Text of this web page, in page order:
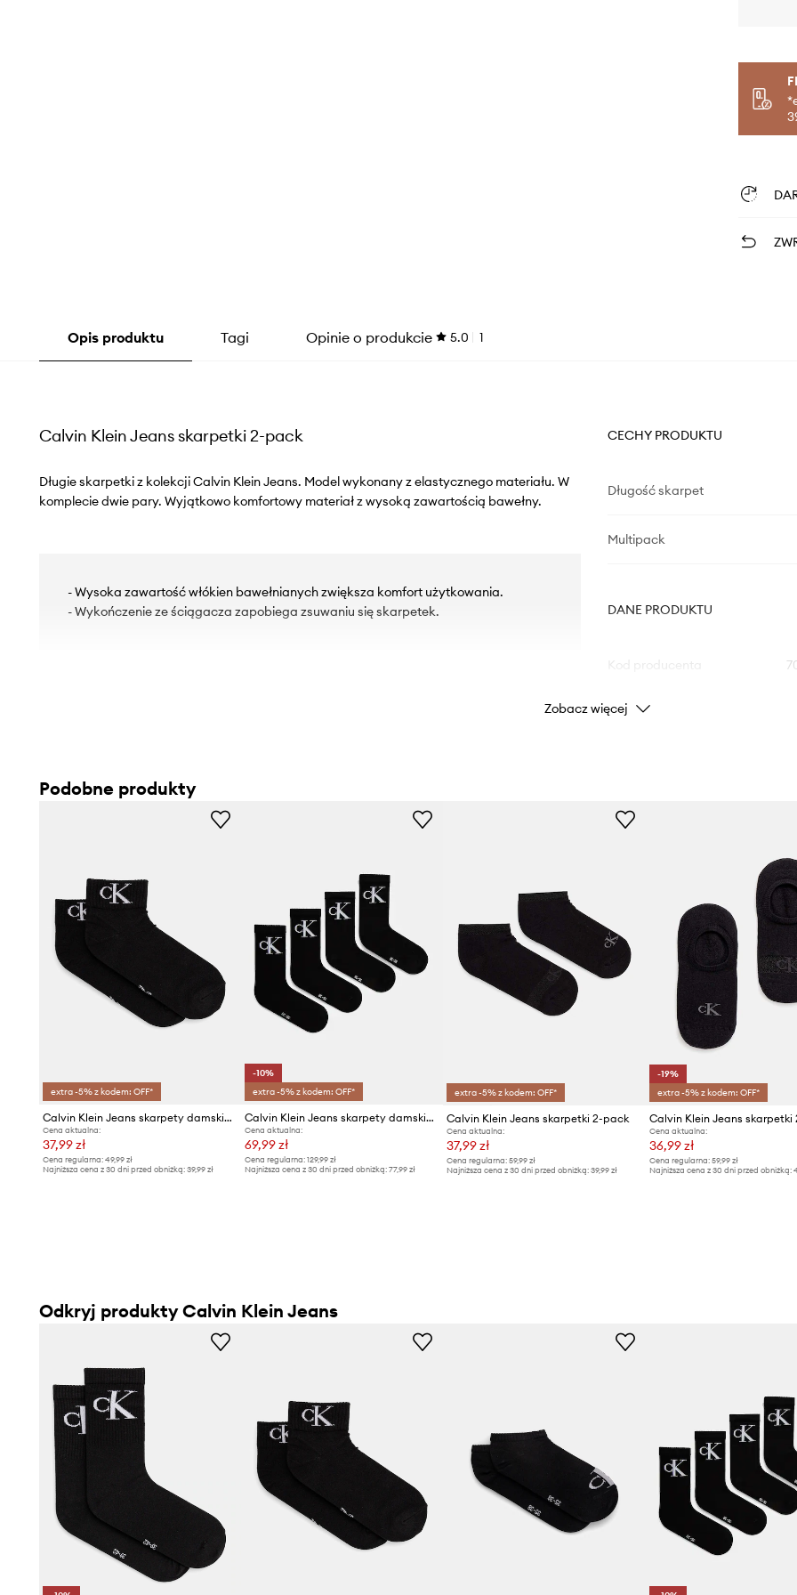
Opis produktu Tagi Opinie o produkcie 5.0 1
Calvin Klein Jeans skarpetki 2-pack
Długie skarpetki z kolekcji Calvin Klein Jeans. Model wykonany z elastycznego materiału. W
komplecie dwie pary. Wyjątkowo komfortowy materiał z wysoką zawartością bawełny.
- Wysoka zawartość włókien bawełnianych zwiększa komfort użytkowania.
- Wykończenie ze ściągacza zapobiega zsuwaniu się skarpetek.
CECHY PRODUKTU
Długość skarpet
Multipack
DANE PRODUKTU
Kolor producenta
Marka
Zobacz więcej
Podobne produkty
extra -5% z kodem: OFF*
Calvin Klein Jeans skarpety damskie z bawełną 2-pack
Cena aktualna:
37,99 zł
Cena regularna: 49,99 zł
Najniższa cena z 30 dni przed obniżką: 39,99 zł
-10%
extra -5% z kodem: OFF*
Calvin Klein Jeans skarpety damskie 4-pack
Cena aktualna:
69,99 zł
Cena regularna:129,99 zł
Najniższa cena z 30 dni przed obniżką:77,99 zł
extra -5% z kodem: OFF*
Calvin Klein Jeans skarpetki 2-pack
Cena aktualna:
37,99 zł
Cena regularna: 59,99 zł
Najniższa cena z 30 dni przed obniżką: 39,99 zł
-19%
extra -5% z kodem: OFF*
Calvin Klein Jeans skarpetki
Cena aktualna:
36,99 zł
Cena regularna: 59,99 zł
Najniższa cena z 30 dni przed obniżką:
Odkryj produkty Calvin Klein Jeans